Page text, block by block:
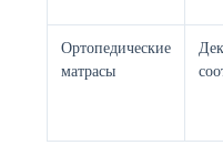
Ортопедические
матрасы